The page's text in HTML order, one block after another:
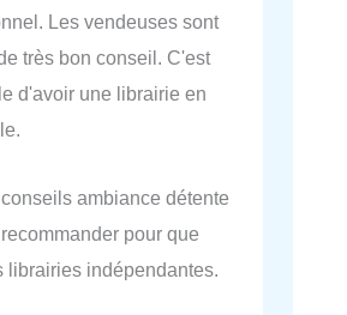
Les vendeuses sont
très bon conseil. C'est
d'avoir une librairie en
ambiance détente
pour que
librairies indépendantes.